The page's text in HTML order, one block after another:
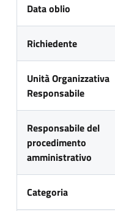
Data oblio
Richiedente
Unità Organizzativa
Responsabile
Responsabile del
procedimento
amministrativo
Categoria